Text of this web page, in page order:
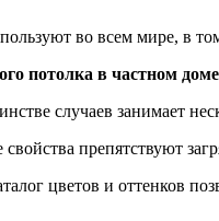
во всем мире, в
потолка в частном
случаев занимает
свойства препятствуют
цветов и оттенков